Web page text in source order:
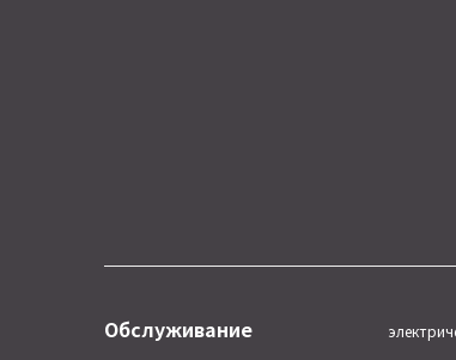
Обслуживание